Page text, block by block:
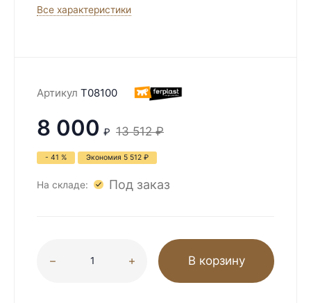
Все характеристики
Артикул T08100
8 000 ₽ 13 512 ₽
- 41 % Экономия 5 512 ₽
На складе: Под заказ
В корзину